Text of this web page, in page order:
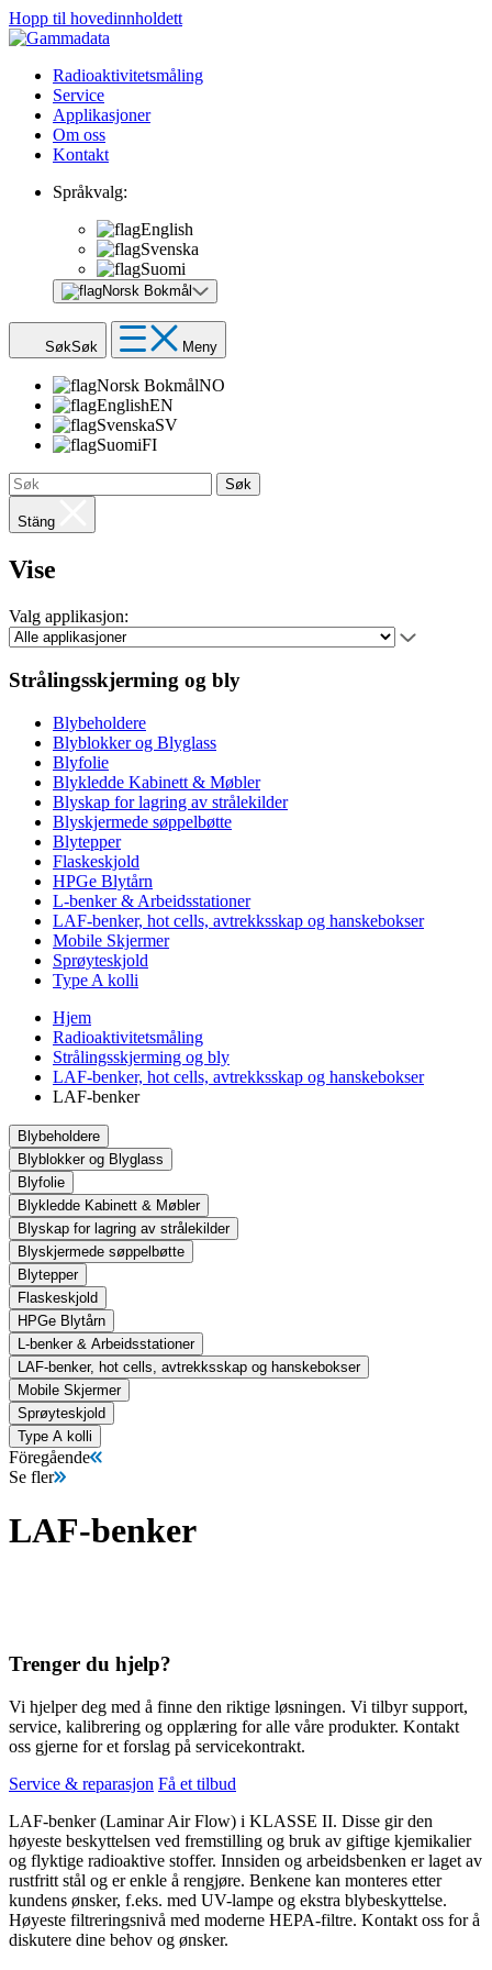
Hopp til hovedinnholdett
Radioaktivitetsmåling
Service
Applikasjoner
Om oss
Kontakt
Språkvalg:
English
Svenska
Suomi
Norsk Bokmål
SøkSøk Meny
Norsk BokmålNO
EnglishEN
SvenskaSV
SuomiFI
Søk
Stäng
Vise
Valg applikasjon:
Strålingsskjerming og bly
Blybeholdere
Blyblokker og Blyglass
Blyfolie
Blykledde Kabinett & Møbler
Blyskap for lagring av strålekilder
Blyskjermede søppelbøtte
Blytepper
Flaskeskjold
HPGe Blytårn
L-benker & Arbeidsstationer
LAF-benker, hot cells, avtrekksskap og hanskebokser
Mobile Skjermer
Sprøyteskjold
Type A kolli
Hjem
Radioaktivitetsmåling
Strålingsskjerming og bly
LAF-benker, hot cells, avtrekksskap og hanskebokser
LAF-benker
Blybeholdere
Blyblokker og Blyglass
Blyfolie
Blykledde Kabinett & Møbler
Blyskap for lagring av strålekilder
Blyskjermede søppelbøtte
Blytepper
Flaskeskjold
HPGe Blytårn
L-benker & Arbeidsstationer
LAF-benker, hot cells, avtrekksskap og hanskebokser
Mobile Skjermer
Sprøyteskjold
Type A kolli
Föregående
Se fler
LAF-benker
Trenger du hjelp?
Vi hjelper deg med å finne den riktige løsningen. Vi tilbyr support,
service, kalibrering og opplæring for alle våre produkter. Kontakt
oss gjerne for et forslag på servicekontrakt.
Service & reparasjon Få et tilbud
LAF-benker (Laminar Air Flow) i KLASSE II. Disse gir den
høyeste beskyttelsen ved fremstilling og bruk av giftige kjemikalier
og flyktige radioaktive stoffer. Innsiden og arbeidsbenken er laget av
rustfritt stål og er enkle å rengjøre. Benkene kan monteres etter
kundens ønsker, f.eks. med UV-lampe og ekstra blybeskyttelse.
Høyeste filtreringsnivå med moderne HEPA-filtre. Kontakt oss for å
diskutere dine behov og ønsker.